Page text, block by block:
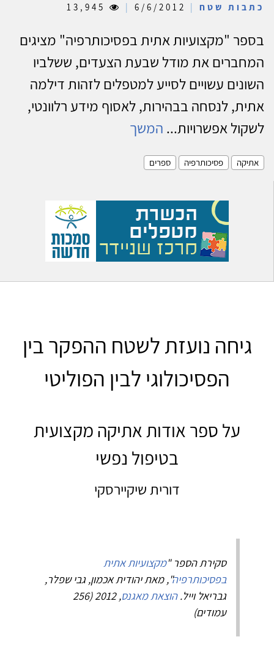
כתבות שטח |
|
בספר "מקצועיות אתית בפסיכותרפיה" מציגים
המחברים את מודל שבעת הצעדים, ששלביו
השונים עשויים לסייע למטפלים לזהות דילמה
אתית, לנסחה בבהירות, לאסוף מידע רלוונטי,
לשקול אפשרויות... המשך
אתיקה פסיכותרפיה ספרים
גיחה נועזת לשטח ההפקר בין
הפסיכולוגי לבין הפוליטי
על ספר אודות אתיקה מקצועית
בטיפול נפשי
דורית שיקיירסקי
סקירת הספר "מקצועיות אתית
בפסיכותרפיה", מאת יהודית אכמון, גבי שפלר,
גבריאל וייל.הוצאת מאגנס
, 2012 (256
עמודים)